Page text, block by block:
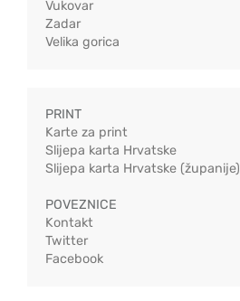
Vukovar
Zadar
Velika gorica
PRINT
Karte za print
Slijepa karta Hrvatske
Slijepa karta Hrvatske (županije)
POVEZNICE
Kontakt
Twitter
Facebook